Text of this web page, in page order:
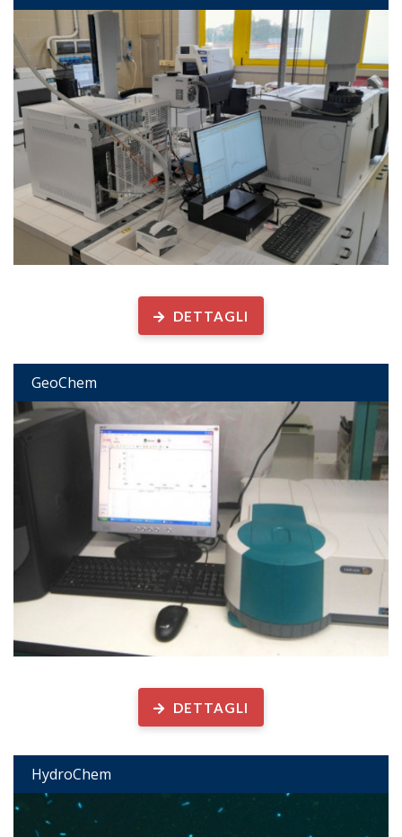
DETTAGLI
GeoChem
DETTAGLI
HydroChem